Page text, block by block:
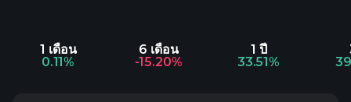
1 เดือน
0.11%
6 เดือน
-15.20%
1 ปี
33.51%